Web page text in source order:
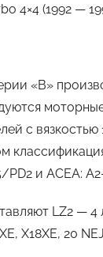
4×4 (1992 —
«B»
с
PD2 и ACEA:
LZ2 — 4
X18XE, 20